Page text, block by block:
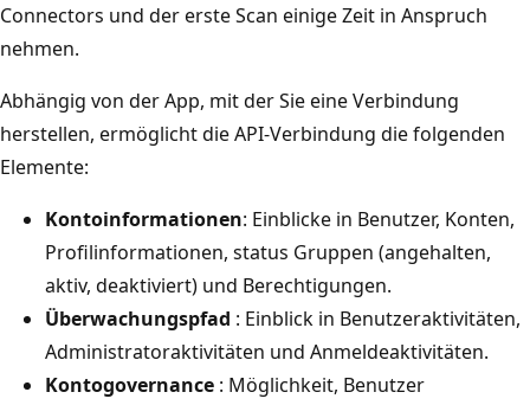
Connectors und der erste Scan einige Zeit in Anspruch
nehmen.
Abhängig von der App, mit der Sie eine Verbindung
herstellen, ermöglicht die API-Verbindung die folgenden
Elemente:
Kontoinformationen: Einblicke in Benutzer, Konten,
Profilinformationen, status Gruppen (angehalten,
aktiv, deaktiviert) und Berechtigungen.
Überwachungspfad : Einblick in Benutzeraktivitäten,
Administratoraktivitäten und Anmeldeaktivitäten.
Kontogovernance : Möglichkeit, Benutzer